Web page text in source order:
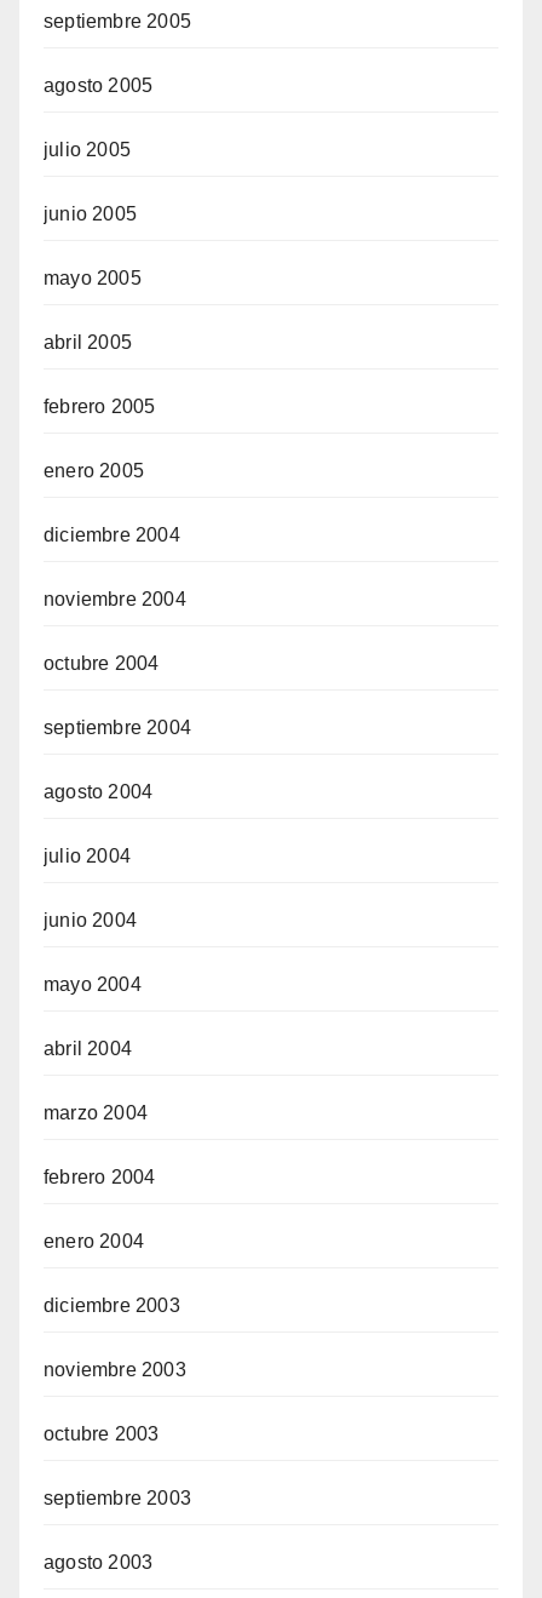
septiembre 2005
agosto 2005
julio 2005
junio 2005
mayo 2005
abril 2005
febrero 2005
enero 2005
diciembre 2004
noviembre 2004
octubre 2004
septiembre 2004
agosto 2004
julio 2004
junio 2004
mayo 2004
abril 2004
marzo 2004
febrero 2004
enero 2004
diciembre 2003
noviembre 2003
octubre 2003
septiembre 2003
agosto 2003